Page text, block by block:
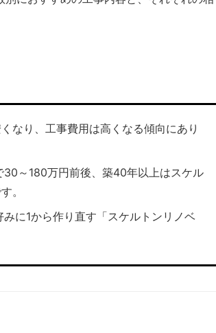
なり、工事費用は高くなる傾向にあり
30～180万円前後、築40年以上はスケル
。
に1から作り直す「スケルトンリノベ